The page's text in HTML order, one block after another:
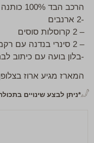
הרכב הבד 100% כותנה
-2 ארנבים
– 2 קרוסלות סוסים
– 2 סינרי בנדנה עם רקמה אישית
-בלון בועה עם כיתוב
המארז מגיע ארוז
*ניתן לבצע שינויים